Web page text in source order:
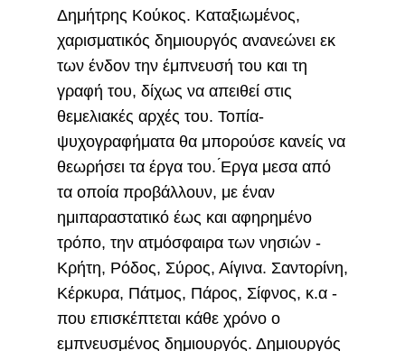
Δημήτρης Κούκος. Καταξιωμένος,
χαρισματικός δημιουργός ανανεώνει εκ
των ένδον την έμπνευσή του και τη
γραφή του, δίχως να απειθεί στις
θεμελιακές αρχές του. Τοπία-
ψυχογραφήματα θα μπορούσε κανείς να
θεωρήσει τα έργα του. ́Εργα μεσα από
τα οποία προβάλλουν, με έναν
ημιπαραστατικό έως και αφηρημένο
τρόπο, την ατμόσφαιρα των νησιών -
Κρήτη, Ρόδος, Σύρος, Αίγινα. Σαντορίνη,
Κέρκυρα, Πάτμος, Πάρος, Σίφνος, κ.α -
που επισκέπτεται κάθε χρόνο ο
εμπνευσμένος δημιουργός. Δημιουργός